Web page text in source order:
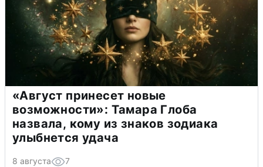
«Август принесет новые
возможности»: Тамара Глоба
назвала, кому из знаков зодиака
улыбнется удача
8 августа 7